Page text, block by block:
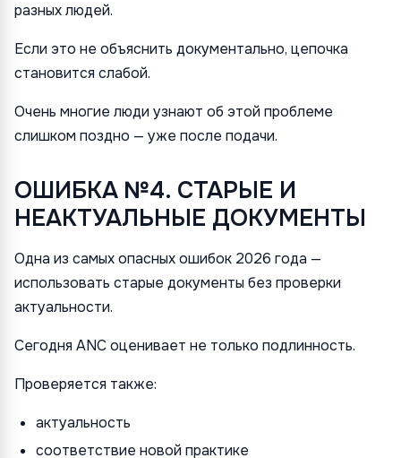
разных людей.
Если это не объяснить документально, цепочка
становится слабой.
Очень многие люди узнают об этой проблеме
слишком поздно — уже после подачи.
ОШИБКА №4. СТАРЫЕ И
НЕАКТУАЛЬНЫЕ ДОКУМЕНТЫ
Одна из самых опасных ошибок 2026 года —
использовать старые документы без проверки
актуальности.
Сегодня ANC оценивает не только подлинность.
Проверяется также:
актуальность
соответствие новой практике